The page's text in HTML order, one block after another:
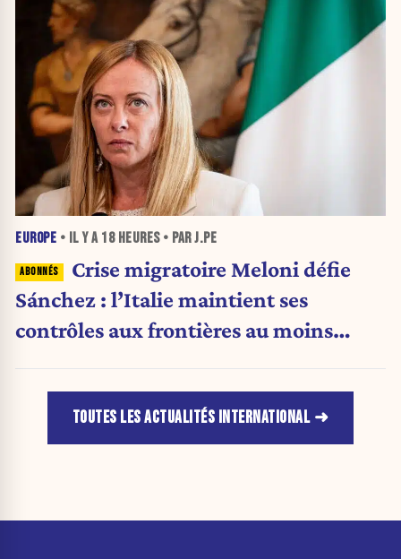
EUROPE • IL Y A 18 HEURES• PAR J.PE
Crise migratoire Meloni défie
Sánchez : l’Italie maintient ses
contrôles aux frontières au moins
TOUTES LES ACTUALITÉS INTERNATIONAL